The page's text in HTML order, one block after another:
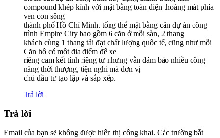
compound khép kính với mặt bằng toàn diện thoáng mát phía
ven con sông
thành phố Hồ Chí Minh. tổng thể mặt bằng căn dự án công
trình Empire City bao gồm 6 căn ở mỗi sàn, 2 thang
khách cùng 1 thang tải đạt chất lượng quốc tế, cũng như mỗi
Căn hộ có một địa điểm để xe
riêng cam kết tính riêng tư nhưng vẫn đảm bảo nhiều công
năng thời thượng, tiện nghi mà đơn vị
chủ đầu tư tạo lập và sắp xếp.
Trả lời
Trả lời
Email của bạn sẽ không được hiển thị công khai. Các trường bắt